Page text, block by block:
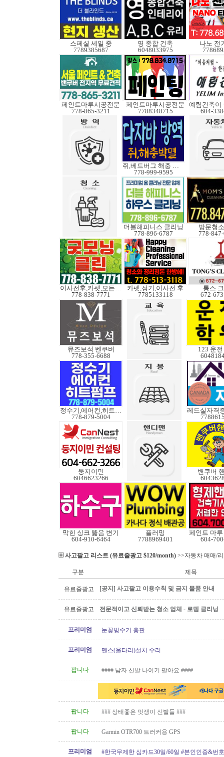
스페셜 세일 중
7789385687
영 종합 건축
6048033975
나노 전
페인트마루시공전문
778-865-3211
페인트마루시공전문
7788348715
604-
쥐,베드버그 해충 박멸
778-999-9595
더블해피니스 클리닝
778-896-6787
방문청
778-
이사전후,카펫,모든청소
778-838-7771
카펫,정기,이사전.후
7785133118
통스
672-
뮤즈보석 벤쿠버
778-355-6688
123 운
정수기,에어컨,히트펌프
778-879-5004
둥지이민
6046623266
밴쿠버
막힌 싱크 뚫음 변기
604-910-6464
플러밍
7788969401
604-
사고팔고 리스트 (유료줄광고 $120/month) >>자동차 매매/
구분 제목
유료줄광고 [공지] 사고팔고 이용수칙 및 금지 물품 안내
유료줄광고 전문적이고 신뢰받는 청소 업체 - 로뎀 클리닝
프리미엄 눈꽃빙수기 총판
프리미엄 펜스(울타리)설치 수리
팝니다 #### 남자 신발 나이키 팔아요 ####
팝니다 ### 상태좋은 멋쟁이 신발들 ###
팝니다 Garmin OTR700 트러커용 GPS
프리미엄 #한국무제한 심카드30일/60일 #본인인증&번